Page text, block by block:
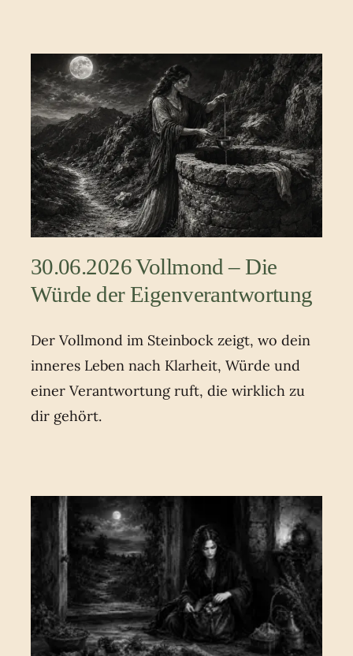
30.06.2026 Vollmond – Die
Würde der Eigenverantwortung
Der Vollmond im Steinbock zeigt, wo dein
inneres Leben nach Klarheit, Würde und
einer Verantwortung ruft, die wirklich zu
dir gehört.